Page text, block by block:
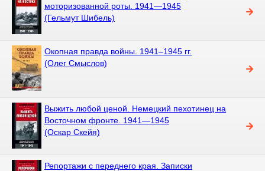
моторизованной роты. 1941—1945
(Гельмут Шибель)
Окопная правда войны. 1941–1945 гг.
(Олег Смыслов)
Выжить любой ценой. Немецкий пехотинец на
Восточном фронте. 1941—1945
(Оскар Скейя)
Репортажи с переднего края. Записки